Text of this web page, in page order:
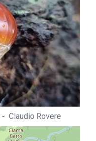
- Claudio Rovere